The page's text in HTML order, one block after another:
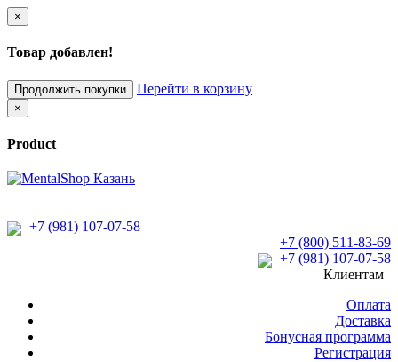
×
Товар добавлен!
Продолжить покупки Перейти в корзину
×
Product
+7 (981) 107-07-58
+7 (800) 511-83-69
+7 (981) 107-07-58
Клиентам
Оплата
Доставка
Бонусная программа
Регистрация